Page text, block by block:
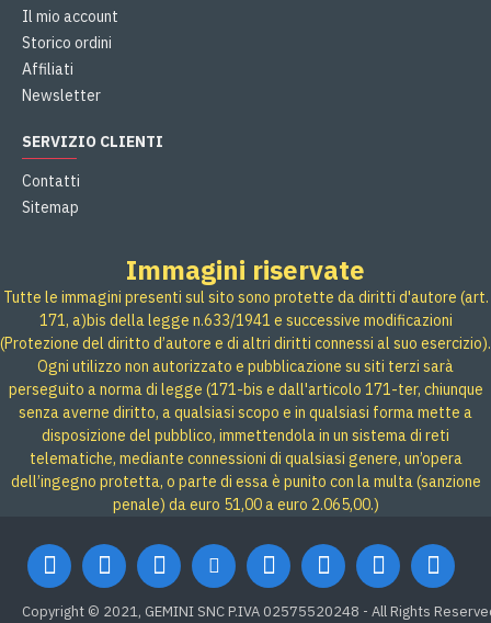
Il mio account
Storico ordini
Affiliati
Newsletter
SERVIZIO CLIENTI
Contatti
Sitemap
Immagini riservate
Tutte le immagini presenti sul sito sono protette da diritti d'autore (art.
171, a)bis della legge n.633/1941 e successive modificazioni
(Protezione del diritto d’autore e di altri diritti connessi al suo esercizio).
Ogni utilizzo non autorizzato e pubblicazione su siti terzi sarà
perseguito a norma di legge (171-bis e dall'articolo 171-ter, chiunque
senza averne diritto, a qualsiasi scopo e in qualsiasi forma mette a
disposizione del pubblico, immettendola in un sistema di reti
telematiche, mediante connessioni di qualsiasi genere, un’opera
dell’ingegno protetta, o parte di essa è punito con la multa (sanzione
penale) da euro 51,00 a euro 2.065,00.)
Copyright © 2021, GEMINI SNC P.IVA 02575520248 - All Rights